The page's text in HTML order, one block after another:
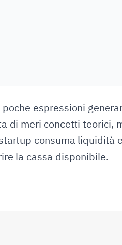
espressioni
di meri concetti teorici,
consuma liquidità
la cassa disponibile.